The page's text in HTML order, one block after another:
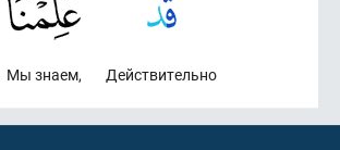
Действительно
Мы знаем,